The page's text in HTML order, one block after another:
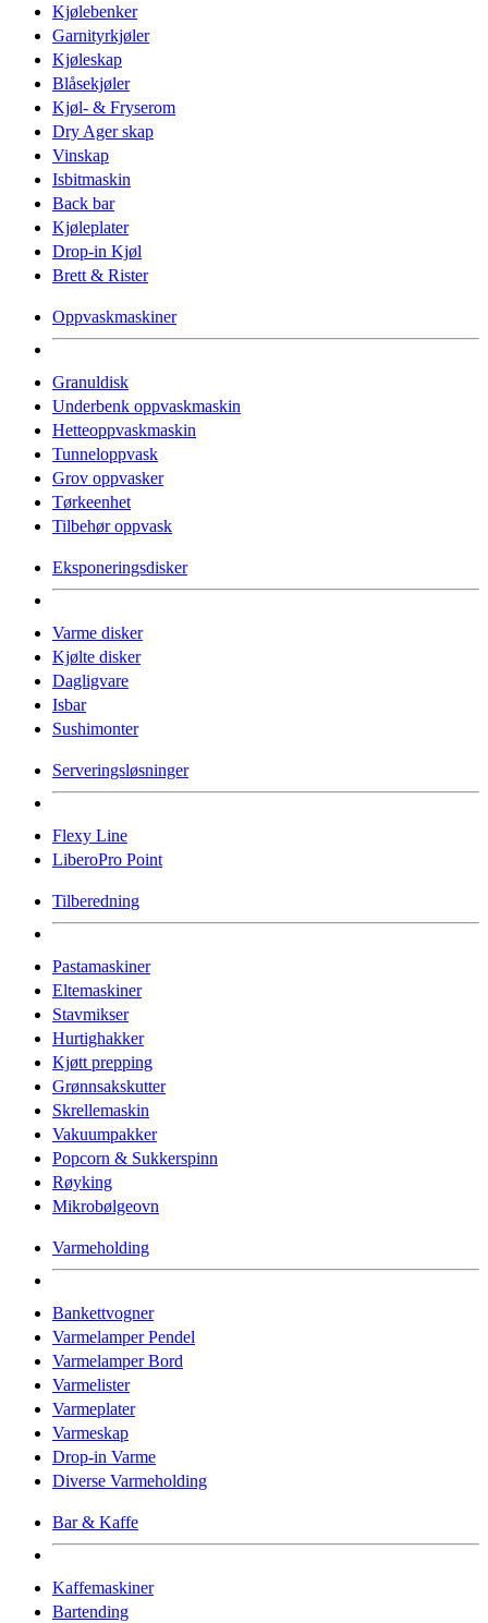
Kjølebenker
Garnityrkjøler
Kjøleskap
Blåsekjøler
Kjøl- & Fryserom
Dry Ager skap
Vinskap
Isbitmaskin
Back bar
Kjøleplater
Drop-in Kjøl
Brett & Rister
Oppvaskmaskiner
Granuldisk
Underbenk oppvaskmaskin
Hetteoppvaskmaskin
Tunneloppvask
Grov oppvasker
Tørkeenhet
Tilbehør oppvask
Eksponeringsdisker
Varme disker
Kjølte disker
Dagligvare
Isbar
Sushimonter
Serveringsløsninger
Flexy Line
LiberoPro Point
Tilberedning
Pastamaskiner
Eltemaskiner
Stavmikser
Hurtighakker
Kjøtt prepping
Grønnsakskutter
Skrellemaskin
Vakuumpakker
Popcorn & Sukkerspinn
Røyking
Mikrobølgeovn
Varmeholding
Bankettvogner
Varmelamper Pendel
Varmelamper Bord
Varmelister
Varmeplater
Varmeskap
Drop-in Varme
Diverse Varmeholding
Bar & Kaffe
Kaffemaskiner
Bartending